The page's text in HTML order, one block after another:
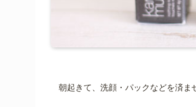
朝起きて、洗顔・パックなどを済ま